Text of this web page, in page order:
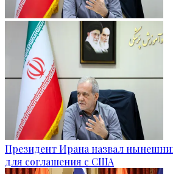
Президент Ирана назвал
для соглашения с США